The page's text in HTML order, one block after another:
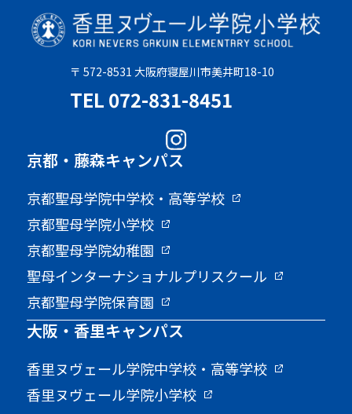
〒 572-8531 大阪府寝屋川市美井町18-10
TEL 072-831-8451
京都・藤森キャンパス
京都聖母学院中学校・高等学校
京都聖母学院小学校
京都聖母学院幼稚園
聖母インターナショナルプリスクール
京都聖母学院保育園
大阪・香里キャンパス
香里ヌヴェール学院中学校・高等学校
香里ヌヴェール学院小学校